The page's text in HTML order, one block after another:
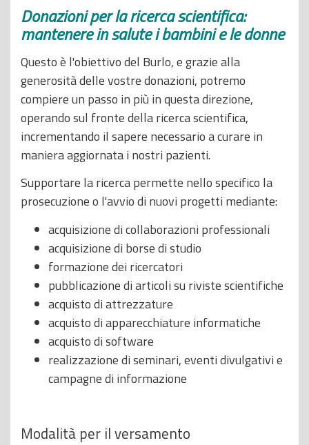
Donazioni per la ricerca scientifica:
mantenere in salute i bambini e le donne
Questo è l'obiettivo del Burlo, e grazie alla
generosità delle vostre donazioni, potremo
compiere un passo in più in questa direzione,
operando sul fronte della ricerca scientifica,
incrementando il sapere necessario a curare in
maniera aggiornata i nostri pazienti.
Supportare la ricerca permette nello specifico la
prosecuzione o l'avvio di nuovi progetti mediante:
acquisizione di collaborazioni professionali
acquisizione di borse di studio
formazione dei ricercatori
pubblicazione di articoli su riviste scientifiche
acquisto di attrezzature
acquisto di apparecchiature informatiche
acquisto di software
realizzazione di seminari, eventi divulgativi e
campagne di informazione
Modalità per il versamento